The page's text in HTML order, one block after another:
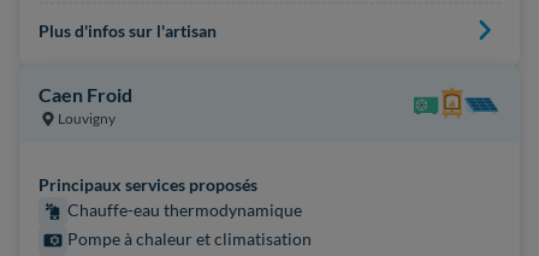
Plus d'infos sur l'artisan
Caen Froid
Louvigny
Principaux services proposés
Chauffe-eau thermodynamique
Pompe à chaleur et climatisation